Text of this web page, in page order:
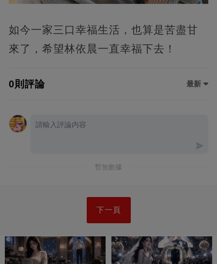
如今一家三口幸福生活，也算是苦盡甘
來了，希望林依晨一直幸福下去！
0則評論 最新
暫無數據
下一頁